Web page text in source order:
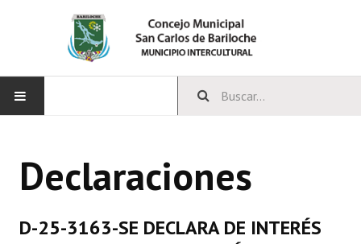
CONCEJO
Declaraciones
D-25-3163-SE DECLARA DE INTERÉS